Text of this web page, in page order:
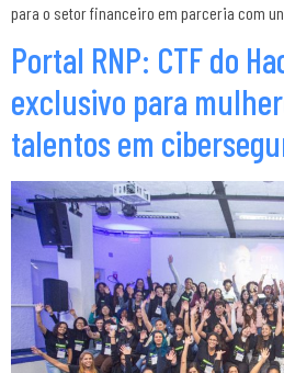
para o setor financeiro em parceria com
Portal RNP: CTF do
exclusivo para
talentos em